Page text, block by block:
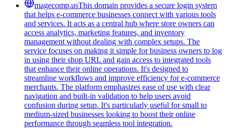
magecomp.usThis domain provides a secure login system
that helps e-commerce businesses connect with various tools
and services. It acts as a central hub where store owners can
access analytics, marketing features, and inventory
management without dealing with complex setups. The
service focuses on making it simple for business owners to log
in using their shop URL and gain access to integrated tools
that enhance their online operations. It's designed to
streamline workflows and improve efficiency for e-commerce
merchants. The platform emphasizes ease of use with clear
navigation and built-in validation to help users avoid
confusion during setup. It's particularly useful for small to
medium-sized businesses looking to boost their online
performance through seamless tool integration.